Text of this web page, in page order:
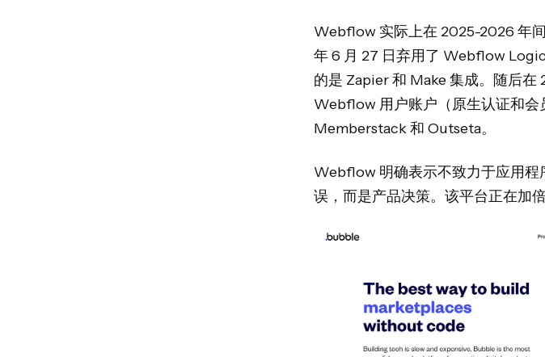
Webflow 实际上在 2025-2026 年
年 6 月 27 日弃用了 Webflow
的是 Zapier 和 Make 集成。随后在
Webflow 用户账户（原生认证和会
Memberstack 和 Outseta。
Webflow 明确表示不致力于应用
误，而是产品决策。该平台正在加